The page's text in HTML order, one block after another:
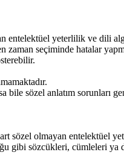
entelektüel yeterlilik ve dili
zaman seçiminde hatalar
sözel anlatım sorunları
sözel olmayan entelektüel
gibi sözcükleri, cümleleri